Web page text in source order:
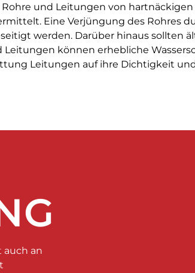
und Leitungen von
Eine Verjüngung des Rohres
werden. Darüber hinaus sollten
können erhebliche
Leitungen auf ihre Dichtigkeit
auch an